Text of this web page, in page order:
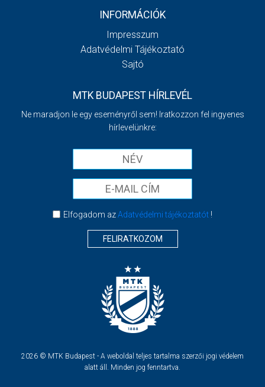
INFORMÁCIÓK
Impresszum
Adatvédelmi Tájékoztató
Sajtó
MTK BUDAPEST HÍRLEVÉL
Ne maradjon le egy eseményről sem! Iratkozzon fel ingyenes
hírlevelünkre:
Elfogadom azAdatvédelmi tájékoztatót!
FELIRATKOZOM
2026 © MTK Budapest - A weboldal teljes tartalma szerzői jogi védelem
alatt áll. Minden jog fenntartva.